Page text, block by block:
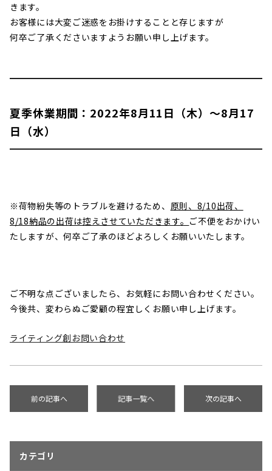
きます。
お客様には大変ご迷惑をお掛けすることと存じますが
何卒ご了承くださいますようお願い申し上げます。
夏季休業期間：2022年8月11日（木）～8月17
日（水）
※荷物紛失等のトラブルを避けるため、 原則、8/10出荷、
8/18納品の出荷は控えさせていただきます。 ご不便をおかけい
たしますが、何卒ご了承のほどよろしくお願いいたします。
ご不明な点ございましたら、お気軽にお問い合わせください。
今後共、変わらぬご愛顧の程宜しくお願い申し上げます。
ライティング創お問い合わせ
前の記事へ 記事一覧へ 次の記事へ
カテゴリ